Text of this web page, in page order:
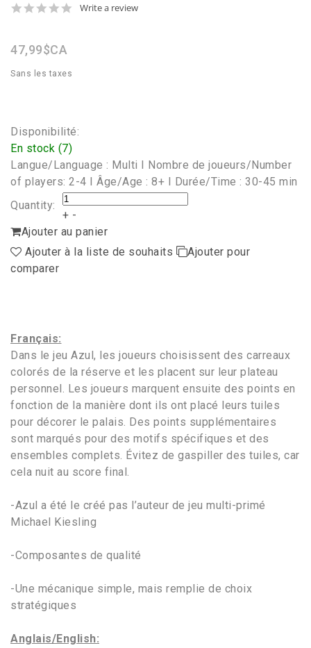
0.0
Write a review
47,99$CA
Sans les taxes
Disponibilité:
En stock (7)
Langue/Language : Multi I Nombre de joueurs/Number
of players: 2-4 I Âge/Age : 8+ I Durée/Time : 30-45 min
Quantity:
+ -
Ajouter au panier
Ajouter à la liste de souhaits
Ajouter pour
comparer
Français:
Dans le jeu Azul, les joueurs choisissent des carreaux
colorés de la réserve et les placent sur leur plateau
personnel. Les joueurs marquent ensuite des points en
fonction de la manière dont ils ont placé leurs tuiles
pour décorer le palais. Des points supplémentaires
sont marqués pour des motifs spécifiques et des
ensembles complets. Évitez de gaspiller des tuiles, car
cela nuit au score final.
-Azul a été le créé pas l’auteur de jeu multi-primé
Michael Kiesling
-Composantes de qualité
-Une mécanique simple, mais remplie de choix
stratégiques
Anglais/English: